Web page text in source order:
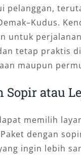
pelanggan,
untuk
tetap praktis
maupun
Sopir atau
memilih
dengan
ingin lebih